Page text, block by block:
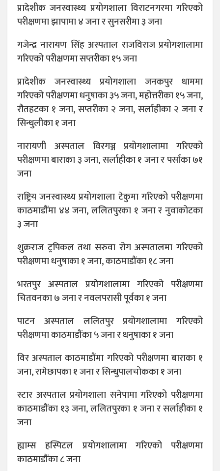
प्रादेशीक जनस्वास्थ्य प्रयोगशाला विराटनगरमा गरिएको
परीक्षणमा झापामा ४ जना र सुनसरीमा ३ जना
गजेन्द्र नारायण सिंह अस्पताल राजविराज प्रयोगशालामा
गरिएको परीक्षणमा सप्तरीका १५ जना
प्रादेशीक जनस्वास्थ्य प्रयोगशाला जनकपुर धाममा
गरिएको परीक्षणमा धनुषाका ३५ जना, महोत्तरीका १५ जना,
रौतहटका १ जना, सप्तरीका २ जना, सर्लाहीका २ जना र
सिन्धुलीका १ जना
नारायणी अस्पताल विरगञ्ज प्रयोगशालामा गरिएको
परीक्षणमा बाराका ३ जना, सर्लाहीका १ जना र पर्साका ७१
जना
राष्ट्रिय जनस्वास्थ्य प्रयोगशाला टेकुमा गरिएको परीक्षणमा
काठमाडौंमा ४४ जना, ललितपुरका १ जना र नुवाकोटका
३ जना
शुक्रराज ट्रपिकल तथा सरुवा रोग अस्पतालमा गरिएको
परीक्षणमा धनुषाका १ जना, काठमाडौंका १८ जना
भरतपुर अस्पताल प्रयोगशालामा गरिएको परीक्षणमा
चितवनका ७ जना र नवलपरासी पूर्वका १ जना
पाटन अस्पताल ललितपुर प्रयोगशालामा गरिएको
परीक्षणमा काठमाडौंका ५ जना र धनुषाका १ जना
विर अस्पताल काठमाडौंमा गरिएको परीक्षणमा बाराका १
जना, रामेछापका १ जना र सिन्धुपालचोकका १ जना
स्टार अस्पताल प्रयोगशाला सनेपामा गरिएको परीक्षणमा
काठमाडौंका १३ जना, ललितपुरका १ जना र सर्लाहीका १
जना
ह्याम्स हस्पिटल प्रयोगशालामा गरिएको परीक्षणमा
काठमाडौंका ८ जना